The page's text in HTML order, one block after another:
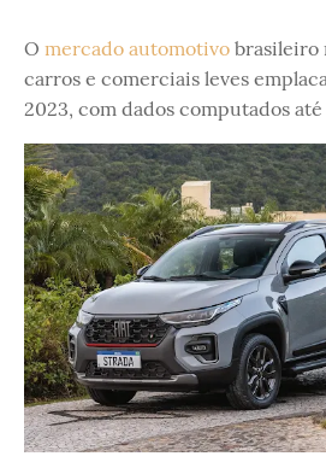
O mercado automotivo brasileiro
carros e comerciais leves
2023, com dados computados até